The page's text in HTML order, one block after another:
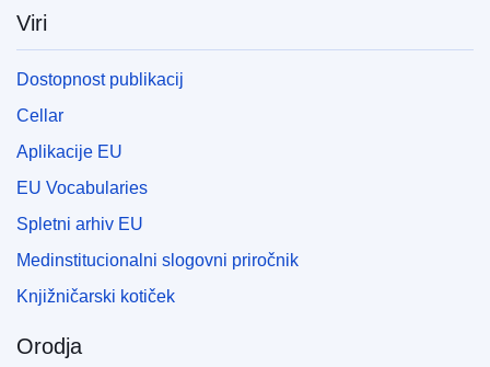
Viri
Dostopnost publikacij
Cellar
Aplikacije EU
EU Vocabularies
Spletni arhiv EU
Medinstitucionalni slogovni priročnik
Knjižničarski kotiček
Orodja